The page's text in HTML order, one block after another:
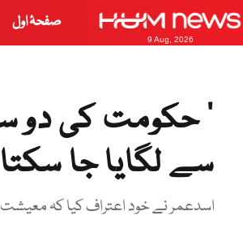
9 Aug, 2026
صفحۂ اول
’ حکومت کی دو
سے لگایا جا
اسدعمر نے خود اعتراف کیا کہ